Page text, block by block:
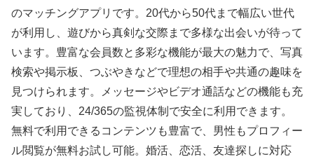
のマッチングアプリです。20代から50代まで幅広い世代
が利用し、遊びから真剣な交際まで多様な出会いが待って
います。豊富な会員数と多彩な機能が最大の魅力で、写真
検索や掲示板、つぶやきなどで理想の相手や共通の趣味を
見つけられます。メッセージやビデオ通話などの機能も充
実しており、24/365の監視体制で安全に利用できます。
無料で利用できるコンテンツも豊富で、男性もプロフィー
ル閲覧が無料お試し可能。婚活、恋活、友達探しに対応